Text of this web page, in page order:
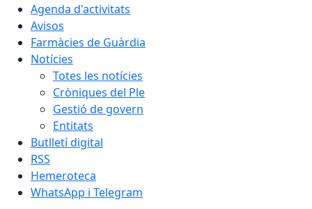
Agenda d'activitats
Avisos
Farmàcies de Guàrdia
Notícies
Totes les notícies
Cròniques del Ple
Gestió de govern
Entitats
Butlletí digital
RSS
Hemeroteca
WhatsApp i Telegram